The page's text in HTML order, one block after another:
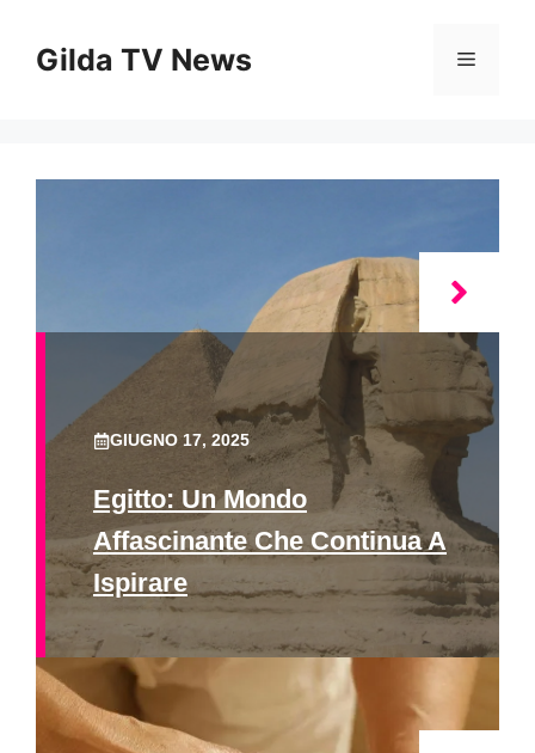
contenuto
Gilda TV News Menu
GIUGNO 17, 2025
Egitto: Un Mondo
Affascinante Che Continua A
Ispirare